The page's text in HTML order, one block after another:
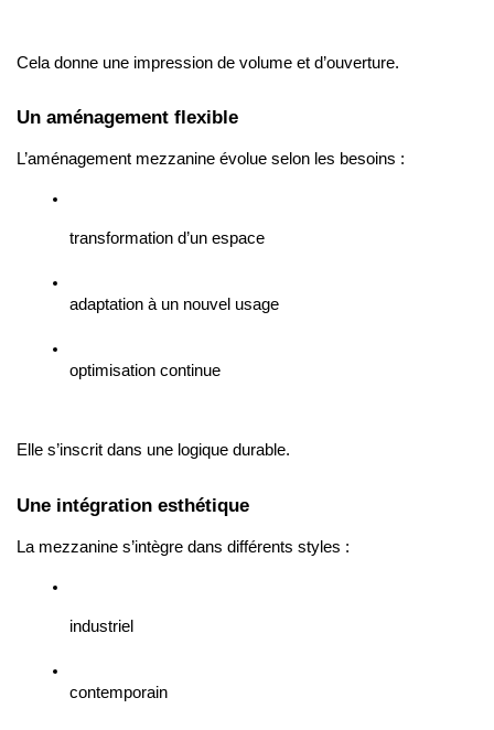
Cela donne une impression de volume et d’ouverture.
Un aménagement flexible
L’aménagement mezzanine évolue selon les besoins :
transformation d’un espace
adaptation à un nouvel usage
optimisation continue
Elle s’inscrit dans une logique durable.
Une intégration esthétique
La mezzanine s’intègre dans différents styles :
industriel
contemporain